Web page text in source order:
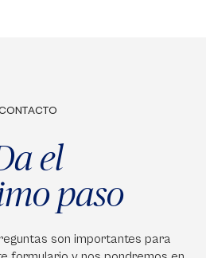
el
paso
son importantes para